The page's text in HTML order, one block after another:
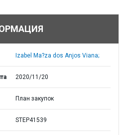
Izabel Ma?za dos Anjos Viana;
2020/11/20
План закупок
STEP41539